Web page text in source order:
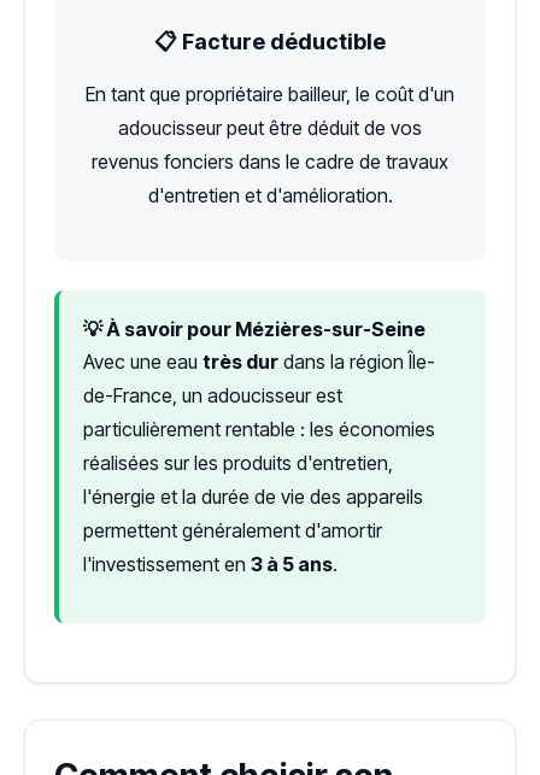
📋 Facture déductible
En tant que propriétaire bailleur, le coût d'un
adoucisseur peut être déduit de vos
revenus fonciers dans le cadre de travaux
d'entretien et d'amélioration.
💡 À savoir pour Mézières-sur-Seine
Avec une eau très dur dans la région Île-
de-France, un adoucisseur est
particulièrement rentable : les économies
réalisées sur les produits d'entretien,
l'énergie et la durée de vie des appareils
permettent généralement d'amortir
l'investissement en 3 à 5 ans.